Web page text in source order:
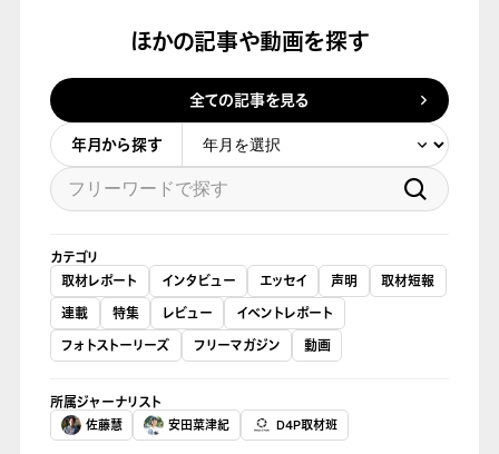
ほかの記事や動画を探す
全ての記事を見る
年月から探す
カテゴリ
取材レポート
インタビュー エッセイ 声明
取材短報
連載
特集 レビュー
イベントレポート
フォトストーリーズ
フリーマガジン 動画
所属ジャーナリスト
佐藤慧 安田菜津紀 D4P取材班